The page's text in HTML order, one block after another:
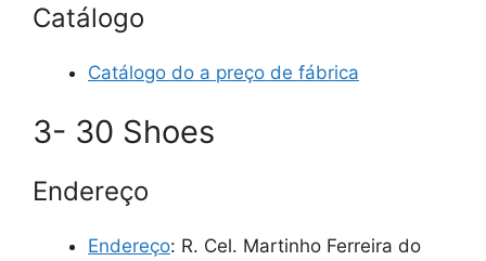
Catálogo
Catálogo do a preço de fábrica
3- 30 Shoes
Endereço
Endereço: R. Cel. Martinho Ferreira do